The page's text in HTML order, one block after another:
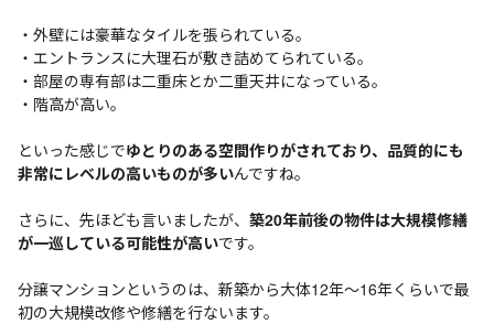
・外壁には豪華なタイルを張られている。
・エントランスに大理石が敷き詰めてられている。
・部屋の専有部は二重床とか二重天井になっている。
・階高が高い。
といった感じでゆとりのある空間作りがされており、品質的にも
非常にレベルの高いものが多いんですね。
さらに、先ほども言いましたが、 築20年前後の物件は大規模修繕
が一巡している可能性が高いです。
分譲マンションというのは、新築から大体12年～16年くらいで最
初の大規模改修や修繕を行ないます。